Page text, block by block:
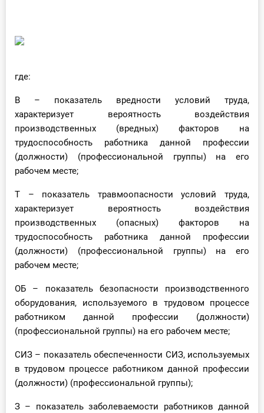
где:
В – показатель вредности условий труда,
характеризует вероятность воздействия
производственных (вредных) факторов на
трудоспособность работника данной профессии
(должности) (профессиональной группы) на его
рабочем месте;
Т – показатель травмоопасности условий труда,
характеризует вероятность воздействия
производственных (опасных) факторов на
трудоспособность работника данной профессии
(должности) (профессиональной группы) на его
рабочем месте;
ОБ – показатель безопасности производственного
оборудования, используемого в трудовом процессе
работником данной профессии (должности)
(профессиональной группы) на его рабочем месте;
СИЗ – показатель обеспеченности СИЗ, используемых
в трудовом процессе работником данной профессии
(должности) (профессиональной группы);
З – показатель заболеваемости работников данной